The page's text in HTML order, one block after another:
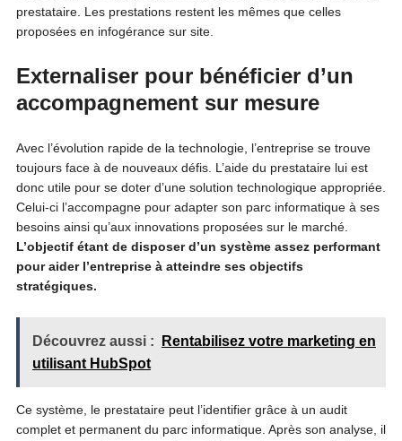
prestataire. Les prestations restent les mêmes que celles
proposées en infogérance sur site.
Externaliser pour bénéficier d’un
accompagnement sur mesure
Avec l’évolution rapide de la technologie, l’entreprise se trouve
toujours face à de nouveaux défis. L’aide du prestataire lui est
donc utile pour se doter d’une solution technologique appropriée.
Celui-ci l’accompagne pour adapter son parc informatique à ses
besoins ainsi qu’aux innovations proposées sur le marché.
L’objectif étant de disposer d’un système assez performant
pour aider l’entreprise à atteindre ses objectifs
stratégiques.
Découvrez aussi :
Rentabilisez votre marketing en
utilisant HubSpot
Ce système, le prestataire peut l’identifier grâce à un audit
complet et permanent du parc informatique. Après son analyse, il